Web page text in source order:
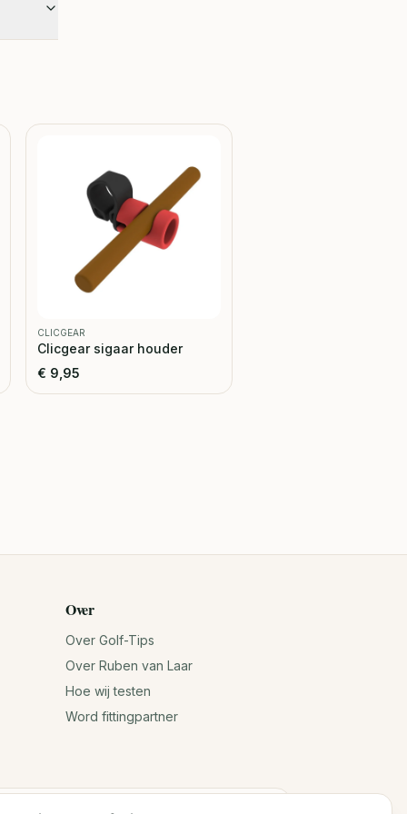
CLICGEAR
Clicgear sigaar houder
€ 9,95
Over
Over Golf-Tips
Over Ruben van Laar
Hoe wij testen
Word fittingpartner